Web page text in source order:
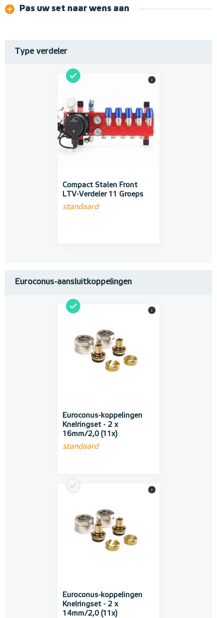
Pas uw set naar wens aan
Type verdeler
Compact Stalen Front
LTV-Verdeler 11 Groeps
standaard
i
Euroconus-aansluitkoppelingen
Euroconus-koppelingen
Knelringset - 2 x
16mm/2,0 (11x)
standaard
i
Euroconus-koppelingen
Knelringset - 2 x
14mm/2,0 (11x)
i